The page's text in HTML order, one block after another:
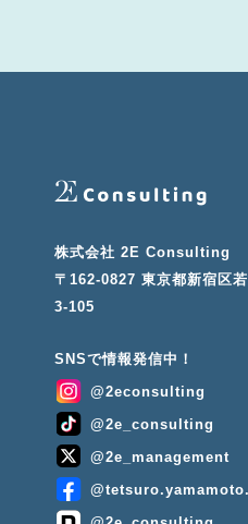
株式会社 2E Consulting
〒162-0827 東京都新宿区
3-105